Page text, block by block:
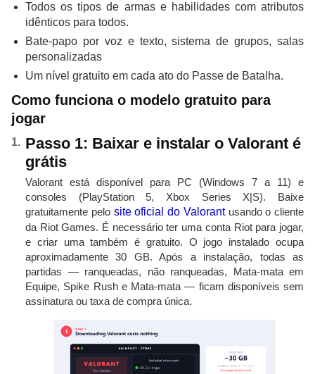
Todos os tipos de armas e habilidades com atributos
idênticos para todos.
Bate-papo por voz e texto, sistema de grupos, salas
personalizadas
Um nível gratuito em cada ato do Passe de Batalha.
Como funciona o modelo gratuito para
jogar
Passo 1: Baixar e instalar o Valorant é
grátis
Valorant está disponível para PC (Windows 7 a 11) e
consoles (PlayStation 5, Xbox Series X|S). Baixe
gratuitamente pelo site oficial do Valorantusando o cliente
da Riot Games. É necessário ter uma conta Riot para jogar,
e criar uma também é gratuito. O jogo instalado ocupa
aproximadamente 30 GB. Após a instalação, todas as
partidas — ranqueadas, não ranqueadas, Mata-mata em
Equipe, Spike Rush e Mata-mata — ficam disponíveis sem
assinatura ou taxa de compra única.